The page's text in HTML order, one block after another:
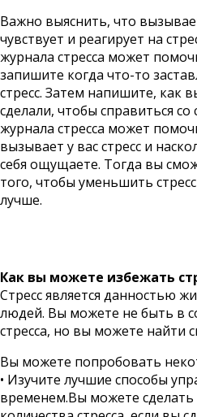
Важно выяснить, что
чувствует и реагирует на
журнала стресса может
запишите когда что-то
стресс. Затем напишите, как
сделали, чтобы справиться со
журнала стресса может
вызывает у вас стресс и
себя ощущаете. Тогда вы
того, чтобы уменьшить
лучше.
Как вы можете избежать
Стресс является данностью
людей. Вы можете не быть в
стресса, но вы можете найти
Вы можете попробовать
• Изучите лучшие способы
временем.Вы можете